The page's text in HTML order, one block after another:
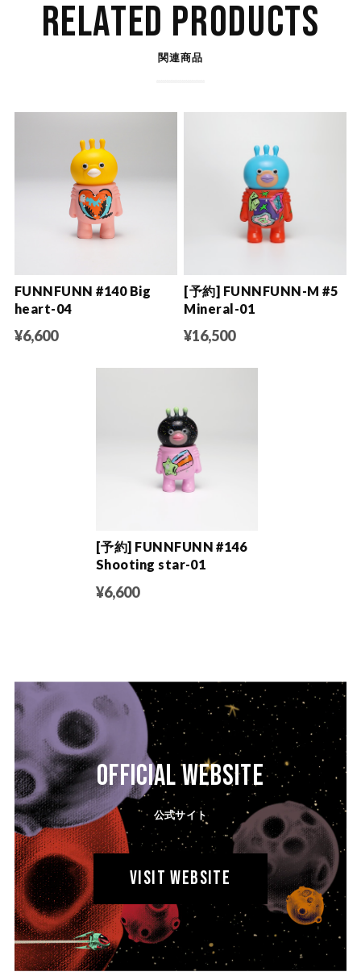
RELATED PRODUCTS
関連商品
FUNNFUNN #140 Big
heart-04
¥6,600
[予約] FUNNFUNN-M #5
Mineral-01
¥16,500
[予約] FUNNFUNN #146
Shooting star-01
¥6,600
OFFICIAL WEBSITE
公式サイト
VISIT WEBSITE